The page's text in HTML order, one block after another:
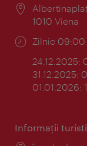
Locul:
1010 Viena
Program:
Zilnic 09:00
24.12.2025:
31.12.2025:
01.01.2026:
Informaţii